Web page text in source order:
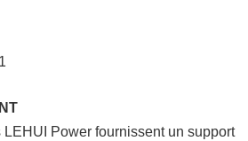
Power fournissent un support